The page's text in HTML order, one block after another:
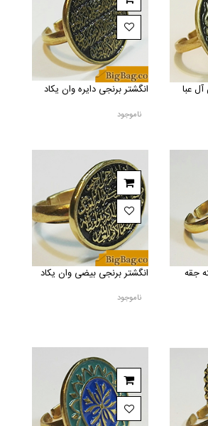
عبا انگشتر برنجی دایره وان یکاد
ناموجود
جقه
انگشتر برنجی بیضی وان یکاد
ناموجود